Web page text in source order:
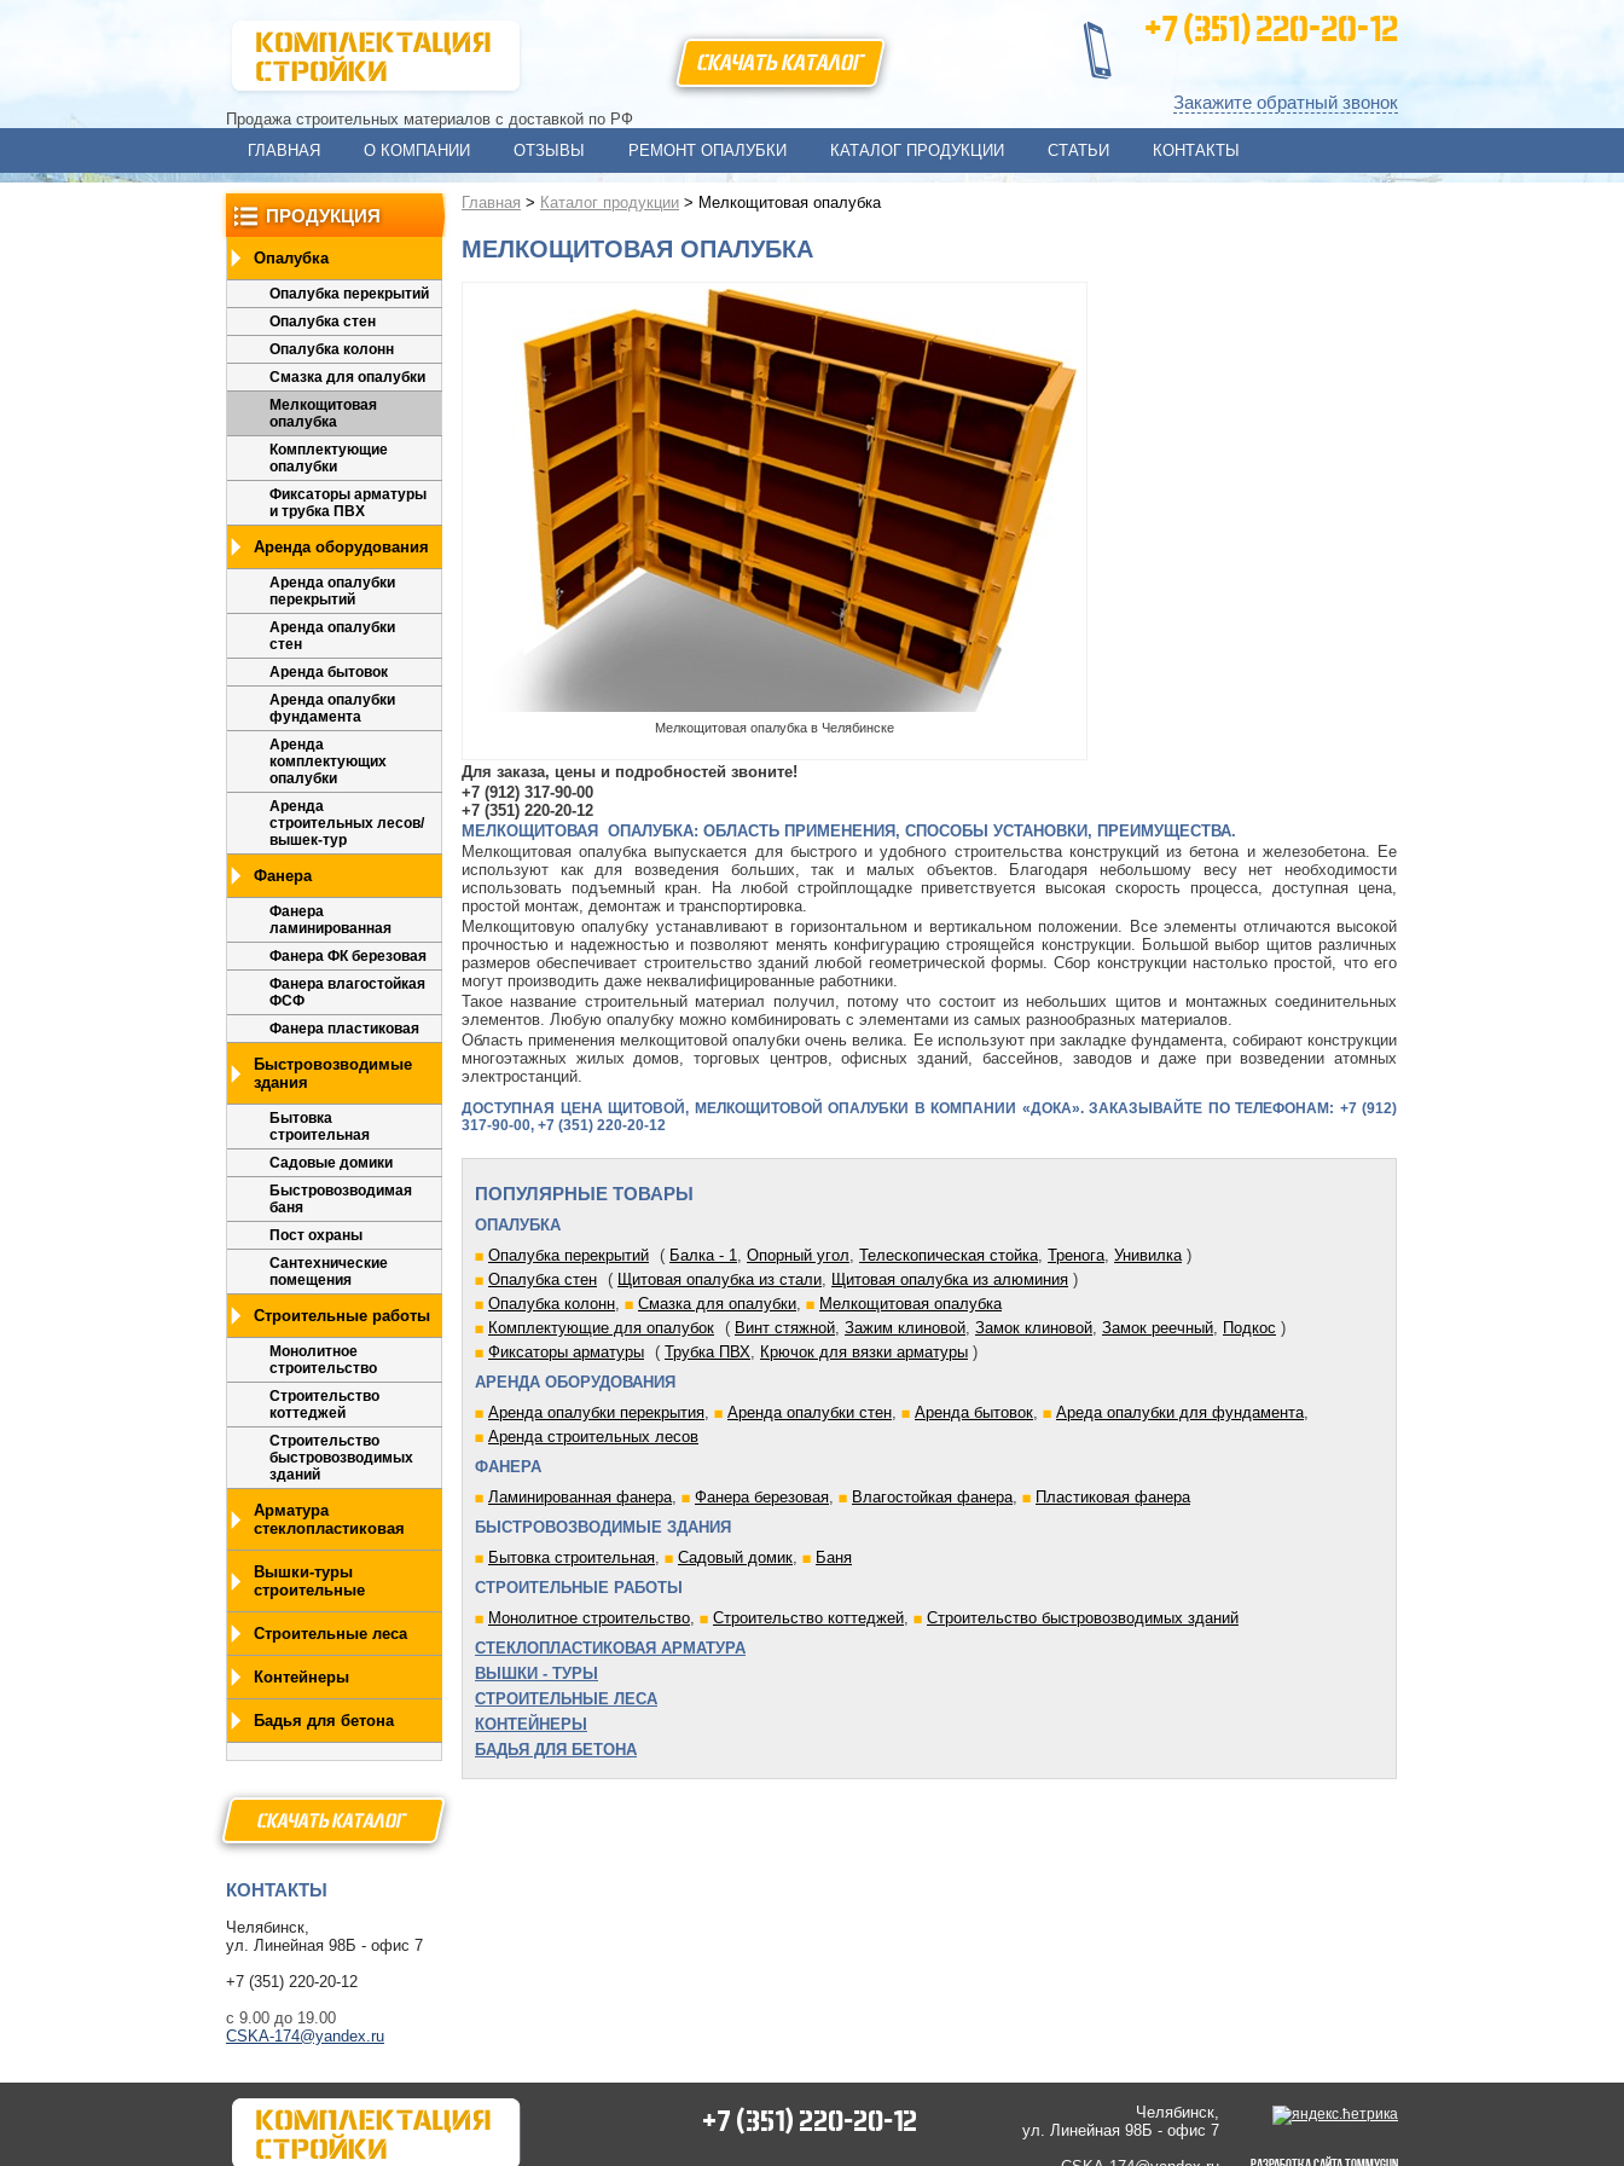
Продажа строительных материалов с доставкой по РФ
+7 (351) 220-20-12
СКАЧАТЫ КАТАЛОГ
Закажите обратный звонок
ГЛАВНАЯ О КОМПАНИИ ОТЗЫВЫ РЕМОНТ ОПАЛУБКИ КАТАЛОГ ПРОДУКЦИИ СТАТЬИ КОНТАКТЫ
ПРОДУКЦИЯ
Опалубка
Опалубка перекрытий
Опалубка стен
Опалубка колонн
Смазка для опалубки
Мелкощитовая
опалубка
Комплектующие
опалубки
Фиксаторы арматуры
и трубка ПВХ
Аренда оборудования
Аренда опалубки
перекрытий
Аренда опалубки
стен
Аренда бытовок
Аренда опалубки
фундамента
Аренда
комплектующих
опалубки
Аренда
строительных лесов/
вышек-тур
Фанера
Фанера
ламинированная
Фанера ФК березовая
Фанера влагостойкая
ФСФ
Фанера пластиковая
Быстровозводимые
здания
Бытовка
строительная
Садовые домики
Быстровозводимая
баня
Пост охраны
Сантехнические
помещения
Строительные работы
Монолитное
строительство
Строительство
коттеджей
Строительство
быстровозводимых
зданий
Арматура
стеклопластиковая
Вышки-туры
строительные
Строительные леса
Контейнеры
Бадья для бетона
СКАЧАТЫ КАТАЛОГ
КОНТАКТЫ
Челябинск,
ул. Линейная 98Б - офис 7
+7 (351) 220-20-12
с 9.00 до 19.00
CSKA-174@yandex.ru
Главная > Каталог продукции > Мелкощитовая опалубка
МЕЛКОЩИТОВАЯ ОПАЛУБКА
Мелкощитовая опалубка в Челябинске
Для заказа, цены и подробностей звоните!
+7 (912) 317-90-00
+7 (351) 220-20-12
МЕЛКОЩИТОВАЯ ОПАЛУБКА: ОБЛАСТЬ ПРИМЕНЕНИЯ, СПОСОБЫ УСТАНОВКИ, ПРЕИМУЩЕСТВА.
Мелкощитовая опалубка выпускается для быстрого и удобного строительства конструкций из бетона и железобетона. Ее
используют как для возведения больших, так и малых объектов. Благодаря небольшому весу нет необходимости
использовать подъемный кран. На любой стройплощадке приветствуется высокая скорость процесса, доступная цена,
простой монтаж, демонтаж и транспортировка.
Мелкощитовую опалубку устанавливают в горизонтальном и вертикальном положении. Все элементы отличаются высокой
прочностью и надежностью и позволяют менять конфигурацию строящейся конструкции. Большой выбор щитов различных
размеров обеспечивает строительство зданий любой геометрической формы. Сбор конструкции настолько простой, что его
могут производить даже неквалифицированные работники.
Такое название строительный материал получил, потому что состоит из небольших щитов и монтажных соединительных
элементов. Любую опалубку можно комбинировать с элементами из самых разнообразных материалов.
Область применения мелкощитовой опалубки очень велика. Ее используют при закладке фундамента, собирают конструкции
многоэтажных жилых домов, торговых центров, офисных зданий, бассейнов, заводов и даже при возведении атомных
электростанций.
ДОСТУПНАЯ ЦЕНА ЩИТОВОЙ, МЕЛКОЩИТОВОЙ ОПАЛУБКИ В КОМПАНИИ «ДОКА». ЗАКАЗЫВАЙТЕ ПО ТЕЛЕФОНАМ: +7 (912)
317-90-00, +7 (351) 220-20-12
ПОПУЛЯРНЫЕ ТОВАРЫ
ОПАЛУБКА
Опалубка перекрытий ( Балка - 1, Опорный угол, Телескопическая стойка, Тренога, Унивилка)
Опалубка стен ( Щитовая опалубка из стали, Щитовая опалубка из алюминия )
Опалубка колонн, Смазка для опалубки,
Мелкощитовая опалубка
Комплектующие для опалубок ( Винт стяжной, Зажим клиновой, Замок клиновой, Замок реечный, Подкос )
Фиксаторы арматуры ( Трубка ПВХ, Крючок для вязки арматуры )
АРЕНДА ОБОРУДОВАНИЯ
Аренда опалубки перекрытия, Аренда опалубки стен, Аренда бытовок, Ареда опалубки для фундамента,
Аренда строительных лесов
ФАНЕРА
Ламинированная фанера, Фанера березовая, Влагостойкая фанера,
Пластиковая фанера
БЫСТРОВОЗВОДИМЫЕ ЗДАНИЯ
Бытовка строительная, Садовый домик,
Баня
СТРОИТЕЛЬНЫЕ РАБОТЫ
Монолитное строительство, Строительство коттеджей,
Строительство быстровозводимых зданий
СТЕКЛОПЛАСТИКОВАЯ АРМАТУРА
ВЫШКИ - ТУРЫ
СТРОИТЕЛЬНЫЕ ЛЕСА
КОНТЕЙНЕРЫ
БАДЬЯ ДЛЯ БЕТОНА
+7 (351) 220-20-12
Челябинск,
ул. Линейная 98Б - офис 7